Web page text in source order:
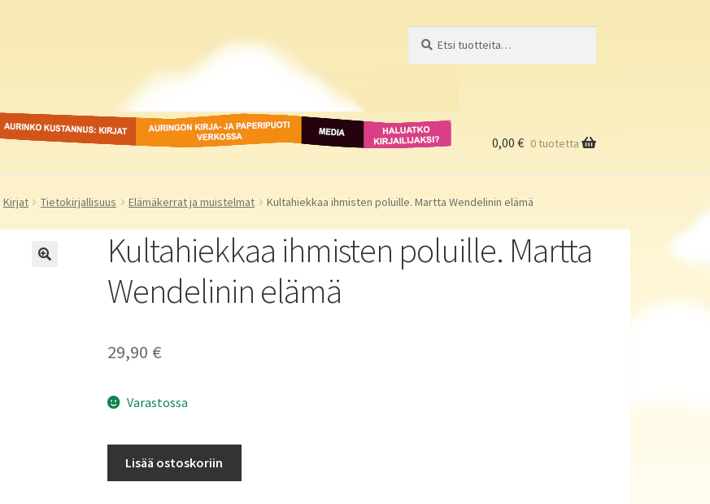
Aurinko Kustannus: kirjat Auringon kirja- ja
paperipuodit verkossa
Media
Haluatko
kirjailijaksi?
0,00 € 0 tuotetta
Kirjat Tietokirjallisuus Elämäkerrat ja muistelmat Kultahiekkaa ihmisten poluille. Martta Wendelinin elämä
Kultahiekkaa ihmisten poluille. Martta
Wendelinin elämä
29,90 €
Varastossa
Lisää ostoskoriin